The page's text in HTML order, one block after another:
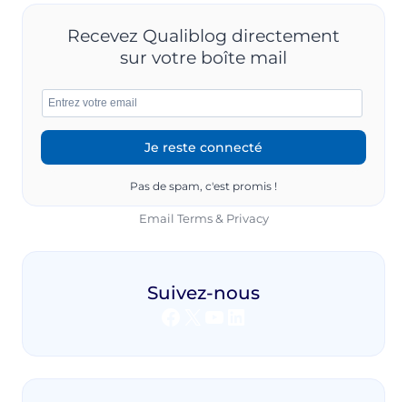
RÉALITÉ
INÉLUCTABLE
?
Recevez Qualiblog directement
sur votre boîte mail
Pas de spam, c'est promis !
Email Terms& Privacy
Suivez-nous